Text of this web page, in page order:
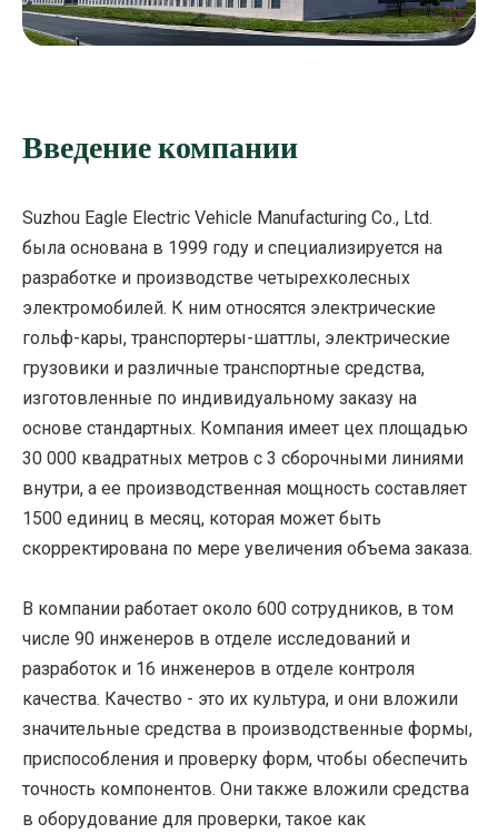
Введение компании
Suzhou Eagle Electric Vehicle Manufacturing Co., Ltd.
была основана в 1999 году и специализируется на
разработке и производстве четырехколесных
электромобилей. К ним относятся электрические
гольф-кары, транспортеры-шаттлы, электрические
грузовики и различные транспортные средства,
изготовленные по индивидуальному заказу на
основе стандартных. Компания имеет цех площадью
30 000 квадратных метров с 3 сборочными линиями
внутри, а ее производственная мощность составляет
1500 единиц в месяц, которая может быть
скорректирована по мере увеличения объема заказа.
В компании работает около 600 сотрудников, в том
числе 90 инженеров в отделе исследований и
разработок и 16 инженеров в отделе контроля
качества. Качество - это их культура, и они вложили
значительные средства в производственные формы,
приспособления и проверку форм, чтобы обеспечить
точность компонентов. Они также вложили средства
в оборудование для проверки, такое как